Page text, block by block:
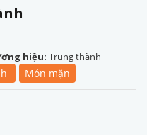
hiệu: Trung thành
Món mặn